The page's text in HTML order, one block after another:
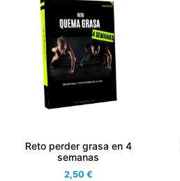
Reto perder grasa en 4
semanas
2,50 €